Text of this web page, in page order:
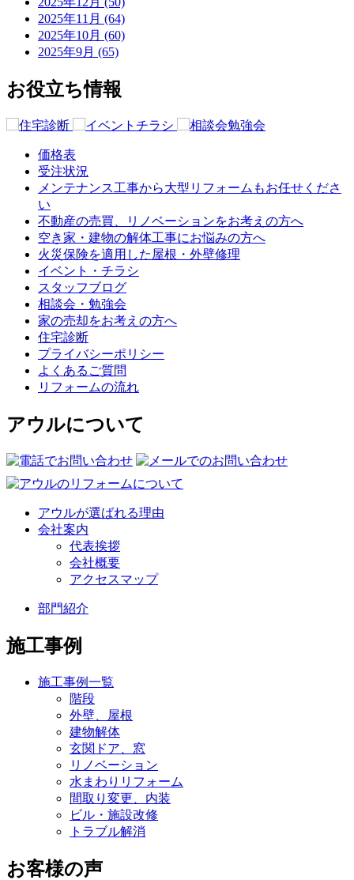
2025年11月 (64)
2025年10月 (60)
2025年9月 (65)
お役立ち情報
価格表
受注状況
メンテナンス工事から大型リフォームもお任せくださ
い
不動産の売買、リノベーションをお考えの方へ
空き家・建物の解体工事にお悩みの方へ
火災保険を適用した屋根・外壁修理
イベント・チラシ
スタッフブログ
相談会・勉強会
家の売却をお考えの方へ
住宅診断
プライバシーポリシー
よくあるご質問
リフォームの流れ
アウルについて
アウルが選ばれる理由
会社案内
代表挨拶
会社概要
アクセスマップ
部門紹介
施工事例
施工事例一覧
階段
外壁、屋根
建物解体
玄関ドア、窓
リノベーション
水まわりリフォーム
間取り変更、内装
ビル・施設改修
トラブル解消
お客様の声